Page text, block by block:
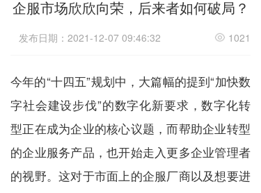
l
n
i
a
t
i
o
企服市场欣欣向荣，后来者如何破局？
发布日期：2021-12-07 09:46:32 1021
今年的“十四五”规划中，大篇幅的提到“加快数
字社会建设步伐”的数字化新要求，数字化转
型正在成为企业的核心议题，而帮助企业转型
的企业服务产品，也开始走入更多企业管理者
的视野。这对于市面上的企服厂商以及想要进